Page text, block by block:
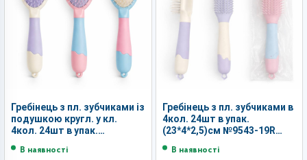
Гребінець з пл. зубчиками із
подушкою кругл. у кл.
4кол. 24шт в упак.
(240)В наявності
Гребінець з пл. зубчиками в
4кол. 24шт в упак.
(23*4*2,5)см №9543-19R
В наявності